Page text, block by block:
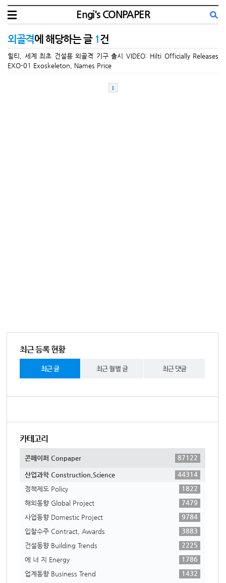
Engi's CONPAPER
외골격에 해당하는 글 1건
힐티, 세계 최초 건설용 외골격 기구 출시 VIDEO: Hilti Officially Releases
EXO-01 Exoskeleton, Names Price
1
최근 등록 현황
최근 글 최근 월별 글 최근 댓글
카테고리
콘페이퍼 Conpaper 87122
산업과학 Construction,Science
44314
정책제도 Policy
1822
해외동향 Global Project
7479
사업동향 Domestic Project
9784
입찰수주 Contract, Awards
3883
건설동향 Building Trends
2225
에 너 지 Energy
1786
업계동향 Business Trend
1432